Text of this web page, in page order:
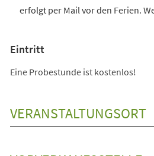
erfolgt per Mail vor den Ferien.
Eintritt
Eine Probestunde ist kostenlos!
VERANSTALTUNGSORT